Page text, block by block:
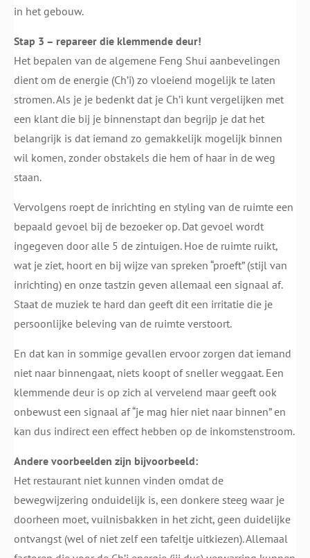
in het gebouw.
Stap 3 – repareer die klemmende deur!
Het bepalen van de algemene Feng Shui aanbevelingen
dient om de energie (Ch’i) zo vloeiend mogelijk te laten
stromen. Als je je bedenkt dat je Ch’i kunt vergelijken met
een klant die bij je binnenstapt dan begrijp je dat het
belangrijk is dat iemand zo gemakkelijk mogelijk binnen
wil komen, zonder obstakels die hem of haar in de weg
staan.
Vervolgens roept de inrichting en styling van de ruimte een
bepaald gevoel bij de bezoeker op. Dat gevoel wordt
ingegeven door alle 5 de zintuigen. Hoe de ruimte ruikt,
wat je ziet, hoort en bij wijze van spreken “proeft” (stijl van
inrichting) en onze tastzin geven allemaal een signaal af.
Staat de muziek te hard dan geeft dit een irritatie die je
persoonlijke beleving van de ruimte verstoort.
En dat kan in sommige gevallen ervoor zorgen dat iemand
niet naar binnengaat, niets koopt of sneller weggaat. Een
klemmende deur is op zich al vervelend maar geeft ook
onbewust een signaal af “je mag hier niet naar binnen” en
kan dus indirect een effect hebben op de inkomstenstroom.
Andere voorbeelden zijn bijvoorbeeld:
Het restaurant niet kunnen vinden omdat de
bewegwijzering onduidelijk is, een donkere steeg waar je
doorheen moet, vuilnisbakken in het zicht, geen duidelijke
ontvangst (wel of niet zelf een tafeltje uitkiezen). Allemaal